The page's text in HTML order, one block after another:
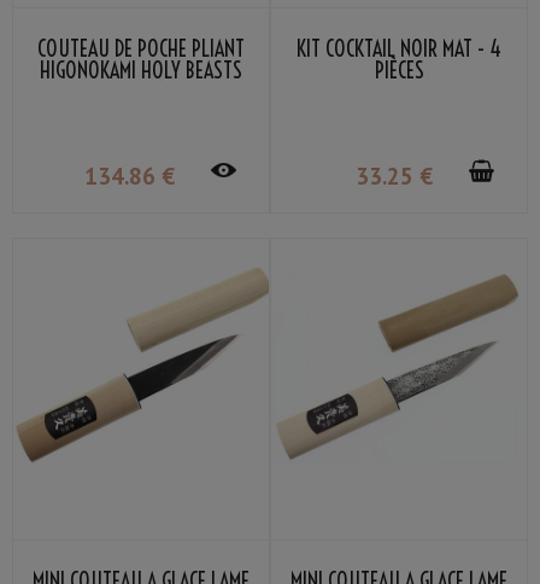
COUTEAU DE POCHE PLIANT
HIGONOKAMI HOLY BEASTS
134.86 €
KIT COCKTAIL NOIR MAT - 4
PIÈCES
33.25 €